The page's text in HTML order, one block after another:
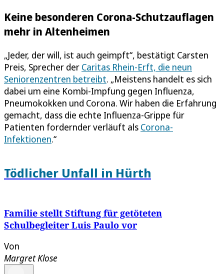
Keine besonderen Corona-Schutzauflagen
mehr in Altenheimen
„Jeder, der will, ist auch geimpft“, bestätigt Carsten
Preis, Sprecher der Caritas Rhein-Erft, die neun
Seniorenzentren betreibt. „Meistens handelt es sich
dabei um eine Kombi-Impfung gegen Influenza,
Pneumokokken und Corona. Wir haben die Erfahrung
gemacht, dass die echte Influenza-Grippe für
Patienten fordernder verläuft als Corona-
Infektionen.“
Tödlicher Unfall in Hürth
Familie stellt Stiftung für getöteten
Schulbegleiter Luis Paulo vor
Von
Margret Klose